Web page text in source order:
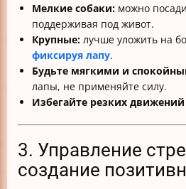
Мелкие собаки: можно
поддерживая под живот.
Крупные: лучше уложить на
фиксируя лапу.
Будьте мягкими и
лапы, не применяйте силу.
Избегайте резких
3. Управление
создание